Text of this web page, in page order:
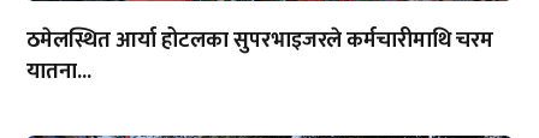
ठमेलस्थित आर्या होटलका सुपरभाइजरले कर्मचारीमाथि चरम
यातना...